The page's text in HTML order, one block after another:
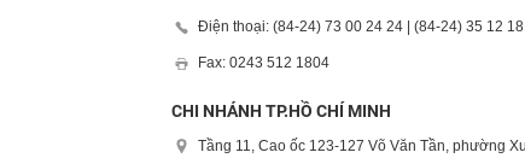
Điện thoại: (84-24) 73 00 24 24 | (84-24) 35 12
Fax: 0243 512 1804
CHI NHÁNH TP.HỒ CHÍ MINH
Tầng 11, Cao ốc 123-127 Võ Văn Tần, phường